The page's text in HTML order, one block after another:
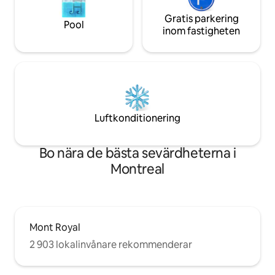
Pool
Gratis parkering
inom fastigheten
Luftkonditionering
Bo nära de bästa sevärdheterna i
Montreal
Mont Royal
2 903 lokalinvånare rekommenderar